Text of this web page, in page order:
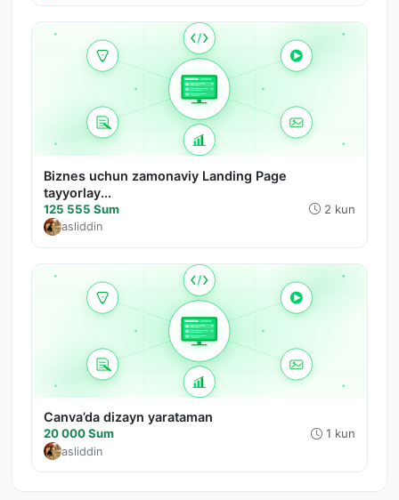
Biznes uchun zamonaviy Landing Page
tayyorlay...
125 555 Sum 2 kun
asliddin
Canva’da dizayn yarataman
20 000 Sum 1 kun
asliddin